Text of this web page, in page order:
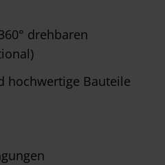
drehbaren
hochwertige Bauteile